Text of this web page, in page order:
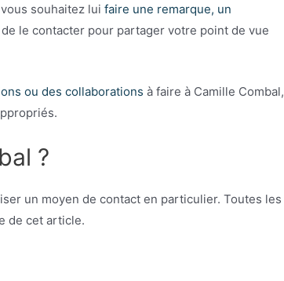
souhaitez lui faire une remarque, un
le contacter pour partager votre point de vue
ou des collaborations à faire à Camille Combal,
?
un moyen de contact en particulier. Toutes les
de cet article.